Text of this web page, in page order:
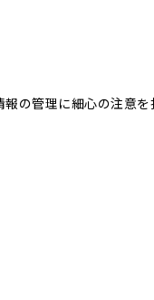
の管理に細心の注意を